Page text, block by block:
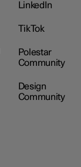
LinkedIn
TikTok
Polestar
Community
Design
Community